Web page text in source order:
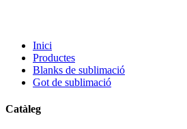
Inici
Productes
Blanks de sublimació
Got de sublimació
Catàleg